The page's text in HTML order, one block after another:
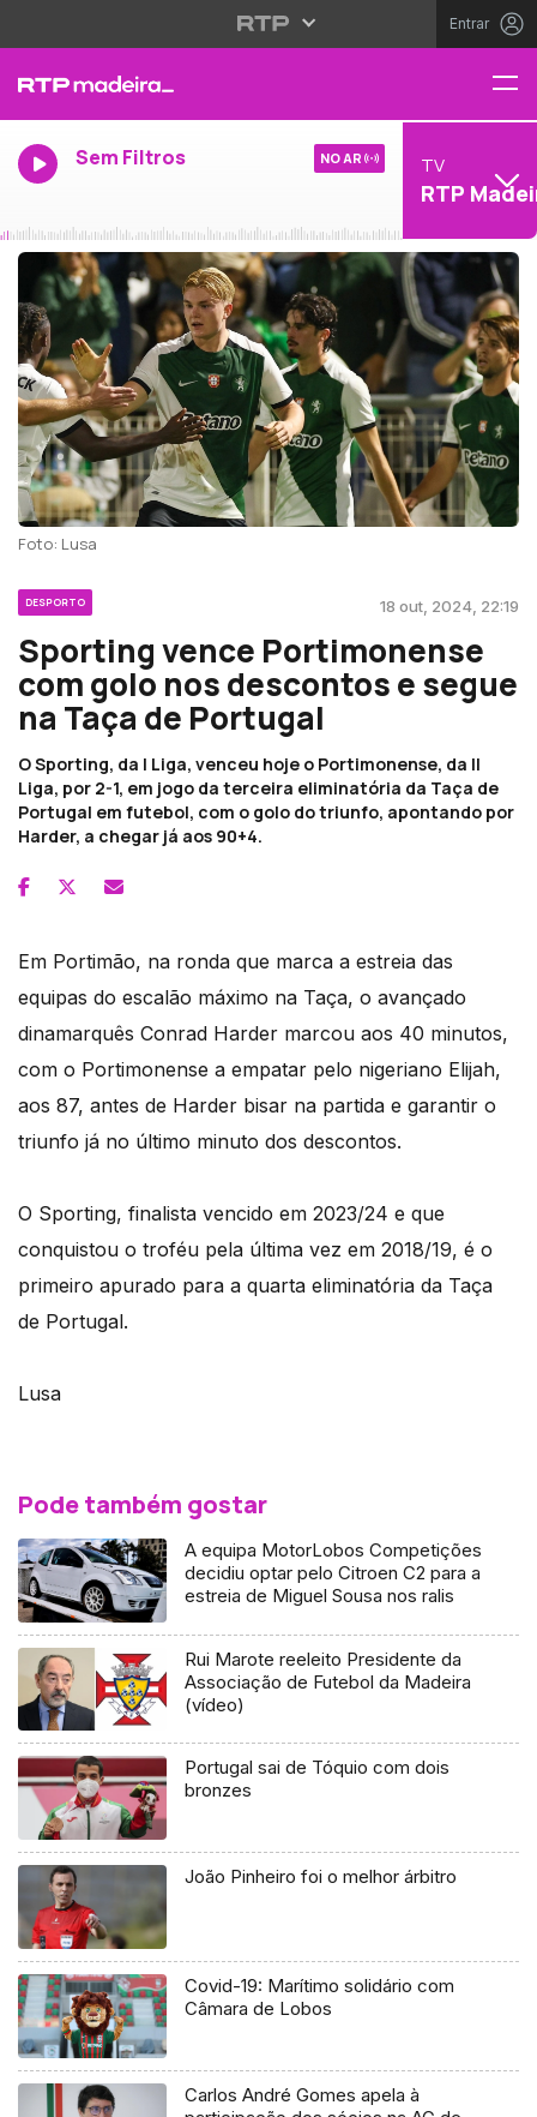
Entrar
Sem Filtros NO AR TV
RTP
Foto: Lusa
DESPORTO 18 out, 2024, 22:19
Sporting vence Portimonense
com golo nos descontos e segue
na Taça de Portugal
O Sporting, da I Liga, venceu hoje o Portimonense, da II
Liga, por 2-1, em jogo da terceira eliminatória da Taça de
Portugal em futebol, com o golo do triunfo, apontando por
Harder, a chegar já aos 90+4.
Em Portimão, na ronda que marca a estreia das
equipas do escalão máximo na Taça, o avançado
dinamarquês Conrad Harder marcou aos 40 minutos,
com o Portimonense a empatar pelo nigeriano Elijah,
aos 87, antes de Harder bisar na partida e garantir o
triunfo já no último minuto dos descontos.
O Sporting, finalista vencido em 2023/24 e que
conquistou o troféu pela última vez em 2018/19, é o
primeiro apurado para a quarta eliminatória da Taça
de Portugal.
Lusa
Pode também gostar
A equipa MotorLobos Competições
decidiu optar pelo Citroen C2 para a
estreia de Miguel Sousa nos ralis
Rui Marote reeleito Presidente da
Associação de Futebol da Madeira
(vídeo)
Portugal sai de Tóquio com dois
bronzes
João Pinheiro foi o melhor árbitro
Covid-19: Marítimo solidário com
Câmara de Lobos
Carlos André Gomes apela à